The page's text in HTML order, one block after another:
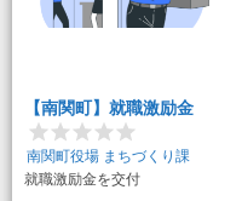
【南関町】就職激励金
南関町役場 まちづくり課
就職激励金を交付